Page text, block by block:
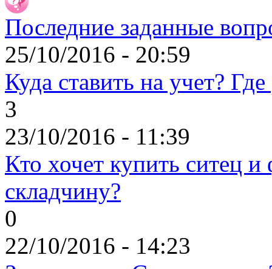
Последние заданные
25/10/2016 - 20:59
Куда ставить на учет?
3
23/10/2016 - 11:39
Кто хочет купить ситец
складчину?
0
22/10/2016 - 14:23